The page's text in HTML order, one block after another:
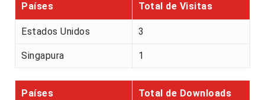
Países
Total de Visitas
Estados Unidos 3
Singapura 1
Países Total de Downloads